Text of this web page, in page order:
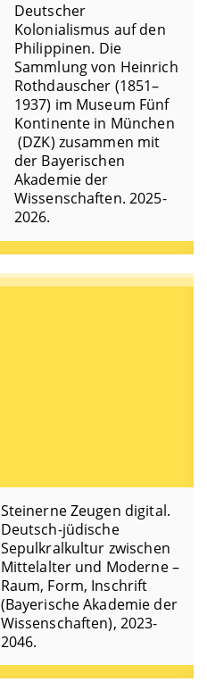
Deutscher
Kolonialismus auf den
Philippinen. Die
Sammlung von Heinrich
Rothdauscher (1851–
1937) im Museum Fünf
Kontinente in München
(DZK) zusammen mit
der Bayerischen
Akademie der
Wissenschaften. 2025-
2026.
Steinerne Zeugen digital.
Deutsch-jüdische
Sepulkralkultur zwischen
Mittelalter und Moderne –
Raum, Form, Inschrift
(Bayerische Akademie der
Wissenschaften), 2023-
2046.